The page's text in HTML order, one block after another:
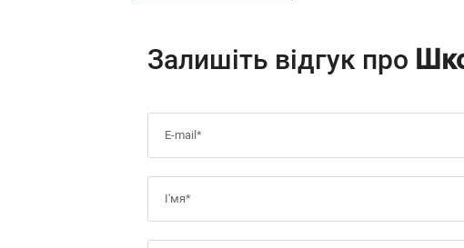
Залишіть відгук про